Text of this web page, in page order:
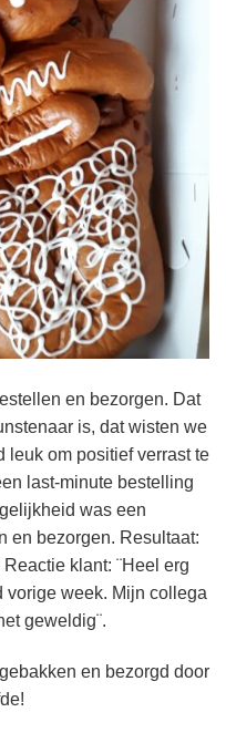
en bezorgen. Dat
is, dat wisten we
leuk om positief verrast te
last-minute bestelling
was een
en bezorgen. Resultaat:
klant: ¨Heel erg
vorige week. Mijn collega
geweldig¨.
en bezorgd door